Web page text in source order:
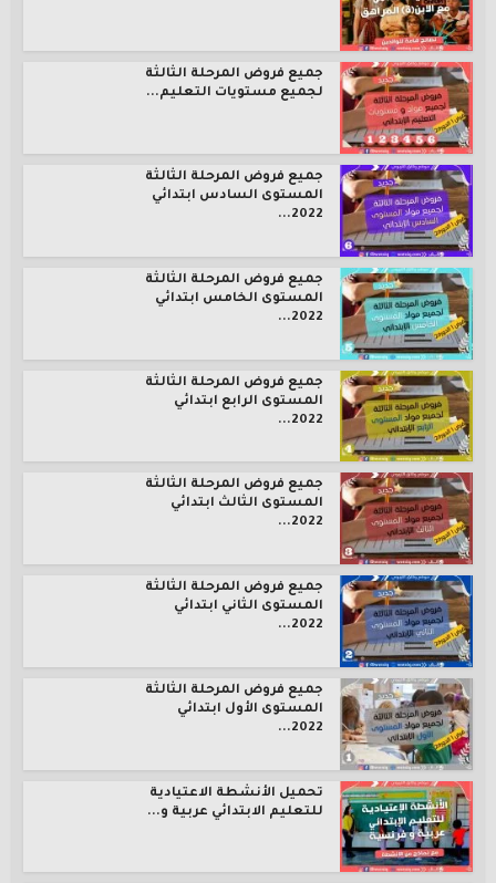
جميع فروض المرحلة الثالثة
لجميع مستويات التعليم...
جميع فروض المرحلة الثالثة
المستوى السادس ابتدائي
2022...
جميع فروض المرحلة الثالثة
المستوى الخامس ابتدائي
2022...
جميع فروض المرحلة الثالثة
المستوى الرابع ابتدائي
2022...
جميع فروض المرحلة الثالثة
المستوى الثالث ابتدائي
2022...
جميع فروض المرحلة الثالثة
المستوى الثاني ابتدائي
2022...
جميع فروض المرحلة الثالثة
المستوى الأول ابتدائي
2022...
تحميل الأنشطة الاعتيادية
للتعليم الابتدائي عربية و...